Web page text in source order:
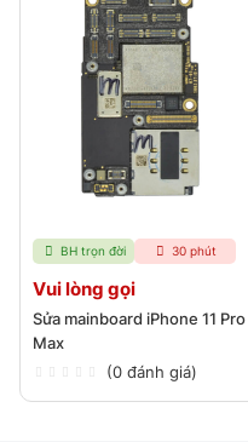
BH trọn đời 30 phút
Vui lòng gọi
Sửa mainboard iPhone 11 Pro
Max
(0 đánh giá)